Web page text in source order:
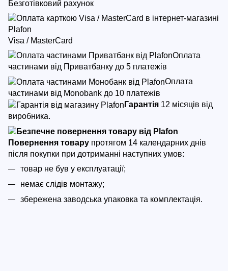
Безготівковий рахунок
Visa / MasterCard
Оплата
частинами від Приватбанку до 5 платежів
Оплата
частинами від Monobank до 10 платежів
Гарантія 12 місяців від
виробника.
Повернення товару протягом 14 календарних днів
після покупки при дотриманні наступних умов:
товар не був у експлуатації;
немає слідів монтажу;
збережена заводська упаковка та комплектація.